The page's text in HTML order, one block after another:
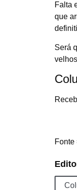
Falta
que
Será
Fonte